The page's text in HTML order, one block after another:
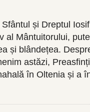
și Dreptul
al Mântuitorului,
și blândețea.
astăzi,
în Oltenia și a